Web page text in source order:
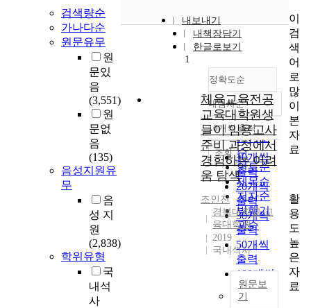
검색량순
가나다순
원문유무
원
문있
음
(3,551)
원
문없
음
(135)
음성지원유
무
음
성 지
원
(2,838)
학위유형
국
내석
사
내보내기
내책장담기
한글로보기
정확도순
정확도
순
인기도
순
연도순
제목순
저자순
발행기
관순
내림차순
내림차순
10개씩 출력
10개씩
출력
20개씩
출력
30개씩
출력
50개씩
출력
100개씩
출력
조회
1
체육교육전공
교육대학원생
들이 임용고사
준비 과정에서
경험하는 어려
움 탐색
조인진
경북대학교 교
육대학원
2019
국내석사
원문보
기
이
검
색
어
로
많
이
본
자
료
활
용
도
높
은
자
료